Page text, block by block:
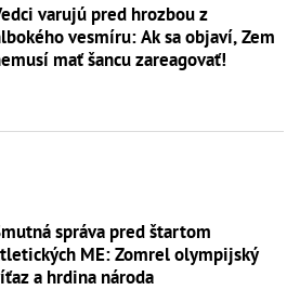
varujú pred hrozbou z
vesmíru: Ak sa objaví, Zem
mať šancu zareagovať!
správa pred štartom
ME: Zomrel olympijský
a hrdina národa